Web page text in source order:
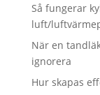
Så fungerar
luft/
När en
ignorera
Hur skapas